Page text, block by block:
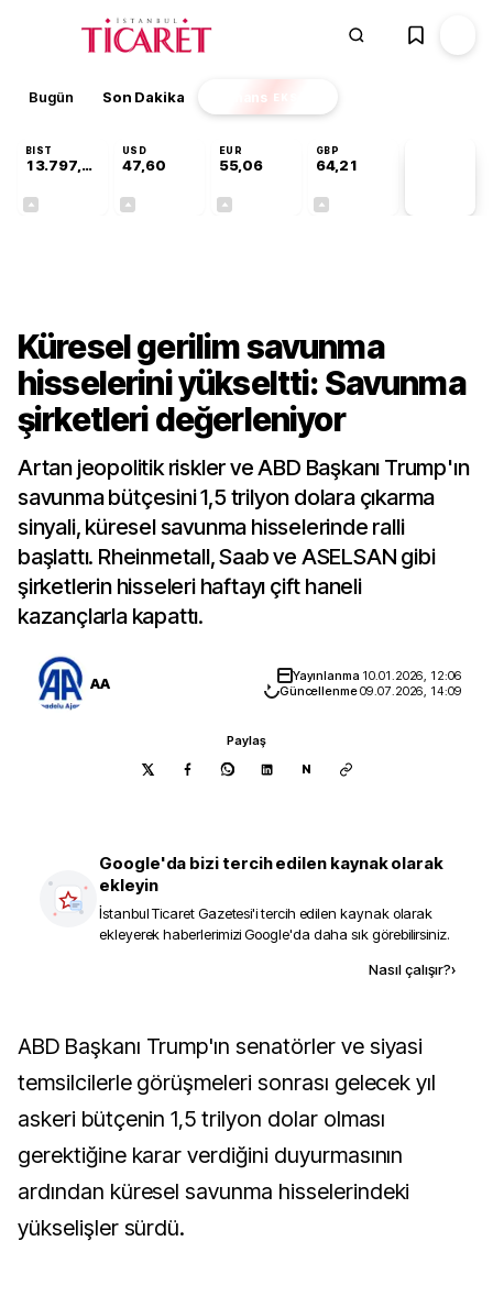
Bugün Son Dakika Finans EKSTRA
BIST
13.797,21
USD
47,60
EUR
55,06
GBP
64,21
Küresel gerilim savunma
hisselerini yükseltti: Savunma
şirketleri değerleniyor
Artan jeopolitik riskler ve ABD Başkanı Trump'ın
savunma bütçesini 1,5 trilyon dolara çıkarma
sinyali, küresel savunma hisselerinde ralli
başlattı. Rheinmetall, Saab ve ASELSAN gibi
şirketlerin hisseleri haftayı çift haneli
kazançlarla kapattı.
AA Yayınlanma 10.01.2026, 12:06
Güncellenme09.07.2026, 14:09
Paylaş
N
Google'da bizi tercih edilen kaynak olarak
ekleyin
İstanbul Ticaret Gazetesi'i tercih edilen kaynak olarak
ekleyerek haberlerimizi Google'da daha sık görebilirsiniz.
Nasıl çalışır?›
ABD Başkanı Trump'ın senatörler ve siyasi
temsilcilerle görüşmeleri sonrası gelecek yıl
askeri bütçenin 1,5 trilyon dolar olması
gerektiğine karar verdiğini duyurmasının
ardından küresel savunma hisselerindeki
yükselişler sürdü.